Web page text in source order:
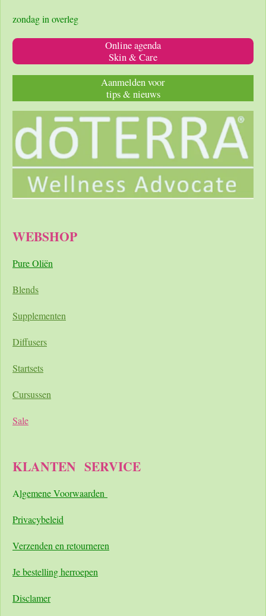
zondag in overleg
Online agenda
Skin & Care
Aanmelden voor
tips & nieuws
WEBSHOP
Pure Oliën
Blends
Supplementen
Diffusers
Startsets
Cursussen
Sale
KLANTEN SERVICE
Algemene Voorwaarden
Privacybeleid
Verzenden en retourneren
Je bestelling herroepen
Disclamer